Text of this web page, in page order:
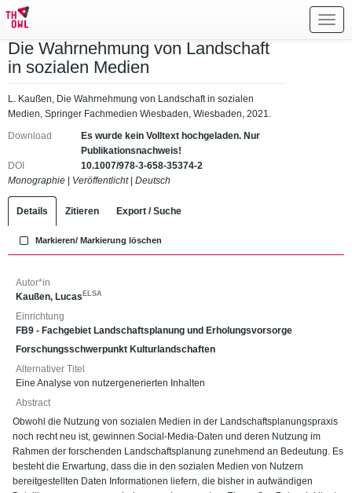
Die Wahrnehmung von Landschaft
in sozialen Medien
L. Kaußen, Die Wahrnehmung von Landschaft in sozialen
Medien, Springer Fachmedien Wiesbaden, Wiesbaden, 2021.
Download
Es wurde kein Volltext hochgeladen. Nur
Publikationsnachweis!
DOI
10.1007/978-3-658-35374-2
Monographie
Veröffentlicht| Deutsch
Details Zitieren Export / Suche
Markieren/ Markierung löschen
Autor*in
Kaußen, Lucas ELSA
Einrichtung
FB9 - Fachgebiet Landschaftsplanung und Erholungsvorsorge
Forschungsschwerpunkt Kulturlandschaften
Alternativer Titel
Eine Analyse von nutzergenerierten Inhalten
Abstract
Obwohl die Nutzung von sozialen Medien in der Landschaftsplanungspraxis
noch recht neu ist, gewinnen Social-Media-Daten und deren Nutzung im
Rahmen der forschenden Landschaftsplanung zunehmend an Bedeutung. Es
besteht die Erwartung, dass die in den sozialen Medien von Nutzern
bereitgestellten Daten Informationen liefern, die bisher in aufwändigen